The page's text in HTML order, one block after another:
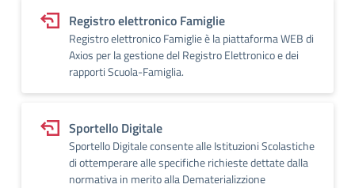
Registro elettronico Famiglie
Registro elettronico Famiglie è la piattaforma WEB di
Axios per la gestione del Registro Elettronico e dei
rapporti Scuola-Famiglia.
Sportello Digitale
Sportello Digitale consente alle Istituzioni Scolastiche
di ottemperare alle specifiche richieste dettate dalla
normativa in merito alla Dematerializzione